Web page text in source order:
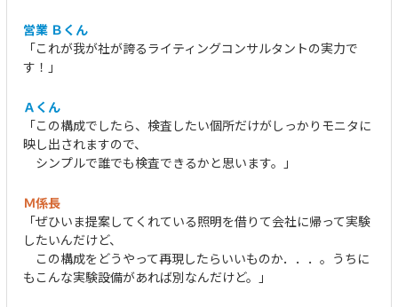
営業 Ｂくん
「これが我が社が誇るライティングコンサルタントの実力で
す！」
Ａくん
「この構成でしたら、検査したい個所だけがしっかりモニタに
映し出されますので、
シンプルで誰でも検査できるかと思います。」
Ｍ係長
「ぜひいま提案してくれている照明を借りて会社に帰って実験
したいんだけど、
この構成をどうやって再現したらいいものか．．．。うちに
もこんな実験設備があれば別なんだけど。」